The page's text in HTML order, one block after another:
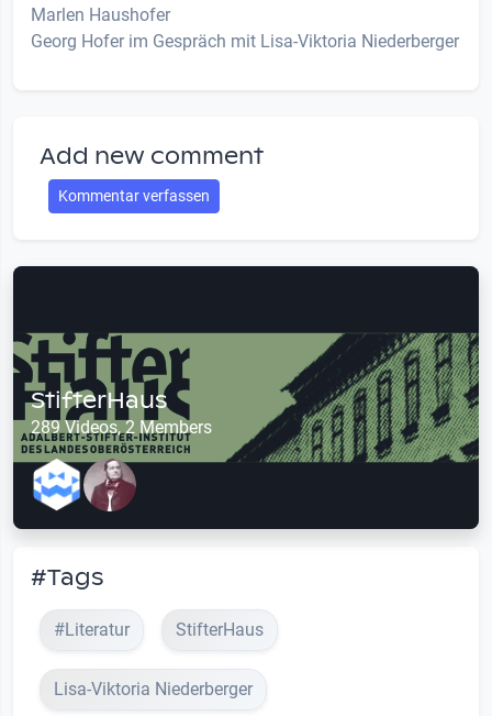
Marlen Haushofer
Georg Hofer im Gespräch mit Lisa-Viktoria Niederberger
Add new comment
Kommentar verfassen
StifterHaus
289 Videos, 2 Members
#Tags
#Literatur StifterHaus
Lisa-Viktoria Niederberger